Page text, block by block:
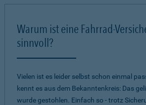
Warum ist eine Fahrrad-
sinnvoll?
Vielen ist es leider selbst schon einmal
kennt es aus dem Bekanntenkreis: Das
wurde gestohlen. Einfach so - trotz